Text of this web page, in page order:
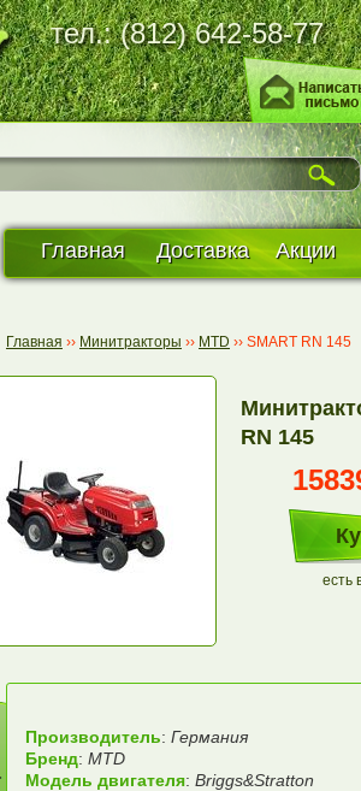
тел.: (812) 642-58-77
Главная Доставка Акции
Главная ›› Минитракторы ›› MTD ›› SMART RN 145
RN 145
есть
Производитель: Германия
Бренд: MTD
Модель двигателя: Briggs&Stratton